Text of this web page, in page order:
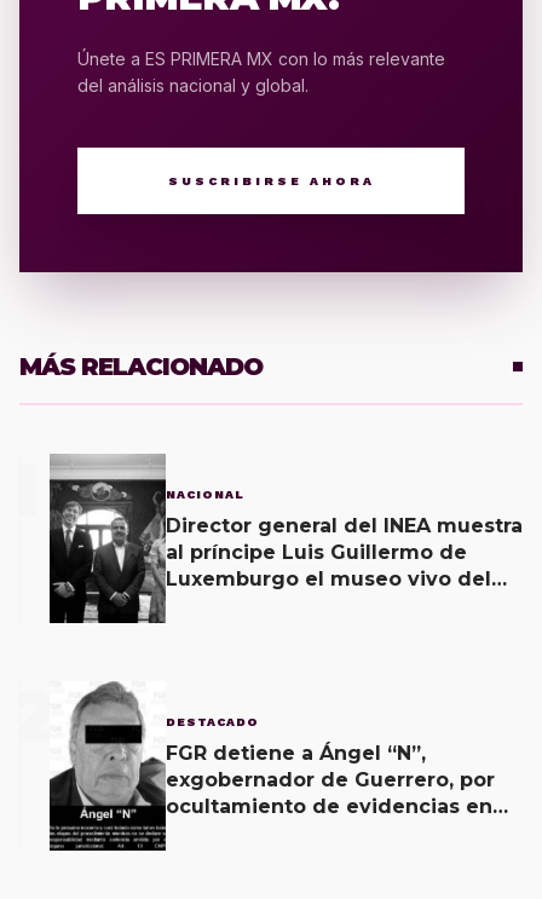
Únete a ES PRIMERA MX con lo más relevante
del análisis nacional y global.
SUSCRIBIRSE AHORA
MÁS RELACIONADO
NACIONAL
Director general del INEA muestra
al príncipe Luis Guillermo de
Luxemburgo el museo vivo del
DESTACADO
FGR detiene a Ángel “N”,
exgobernador de Guerrero, por
ocultamiento de evidencias en